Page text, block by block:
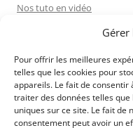
Pour offrir les meilleures
telles que les cookies pour
appareils. Le fait de
traiter des données telles
uniques sur ce site. Le fait de
consentement peut avoir un
Nos tuto en vidéo
Les Moteurs Pas à Pas
Projets Processing
Amélioration de l’habitat
Tir sportif